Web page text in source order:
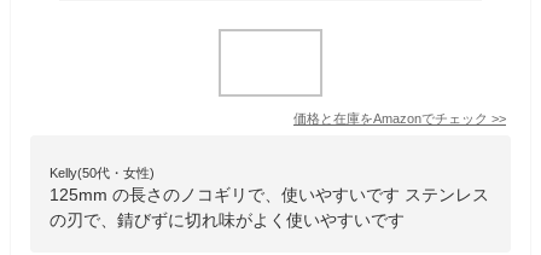
価格と在庫をAmazonでチェック >>
Kelly(50代・女性)
125mm の長さのノコギリで、使いやすいです ステンレス
の刃で、錆びずに切れ味がよく使いやすいです